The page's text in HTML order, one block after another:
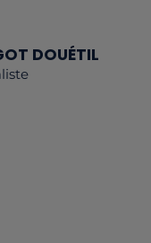
DOUÉTIL